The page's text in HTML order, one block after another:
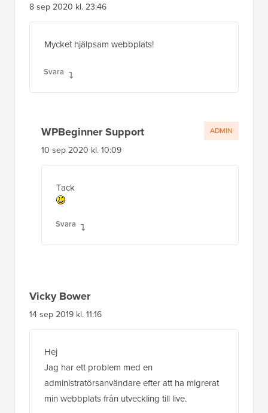
8 sep 2020 kl. 23:46
Mycket hjälpsam webbplats!
Svara
WPBeginner Support
10 sep 2020 kl. 10:09
Tack
Svara
ADMIN
Vicky Bower
14 sep 2019 kl. 11:16
Hej
Jag har ett problem med en
administratörsanvändare efter att ha migrerat
min webbplats från utveckling till live.